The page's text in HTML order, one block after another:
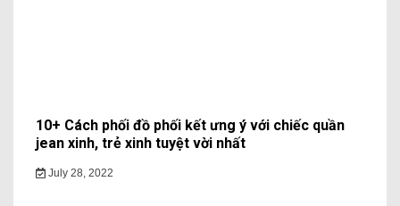
10+ Cách phối đồ phối kết ưng ý với chiếc quần
jean xinh, trẻ xinh tuyệt vời nhất
July 28, 2022